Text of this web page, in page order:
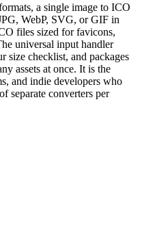
a single image to ICO
WebP, SVG, or GIF in
files sized for favicons,
universal input handler
size checklist, and packages
assets at once. It is the
and indie developers who
separate converters per